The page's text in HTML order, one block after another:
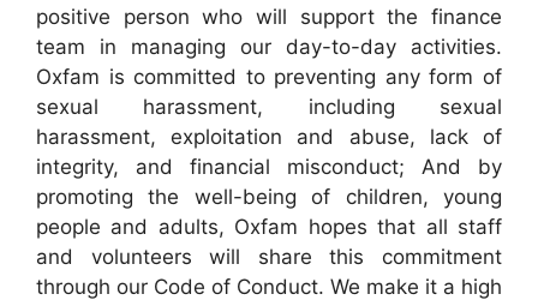
positive person who will support the finance
team in managing our day-to-day activities.
Oxfam is committed to preventing any form of
sexual harassment, including sexual
harassment, exploitation and abuse, lack of
integrity, and financial misconduct; And by
promoting the well-being of children, young
people and adults, Oxfam hopes that all staff
and volunteers will share this commitment
through our Code of Conduct. We make it a high